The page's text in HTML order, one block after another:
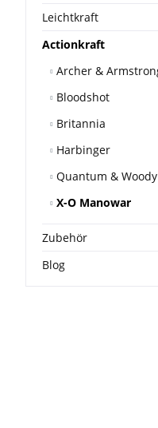
Leichtkraft
Actionkraft
Archer &
Bloodshot
Britannia
Harbinger
Quantum & Woody
X-O Manowar
Zubehör
Blog